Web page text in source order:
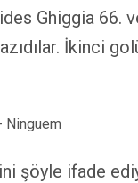
Ghiggia 66.
İkinci
şöyle ifade